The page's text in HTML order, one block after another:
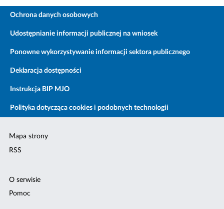
Ochrona danych osobowych
Udostępnianie informacji publicznej na wniosek
Ponowne wykorzystywanie informacji sektora publicznego
Deklaracja dostępności
Instrukcja BIP MJO
Polityka dotycząca cookies i podobnych technologii
Mapa strony
RSS
O serwisie
Pomoc